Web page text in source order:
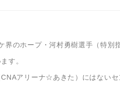
のホープ・河村勇樹選手（特別
す。
アリーナ☆あきた）にはない